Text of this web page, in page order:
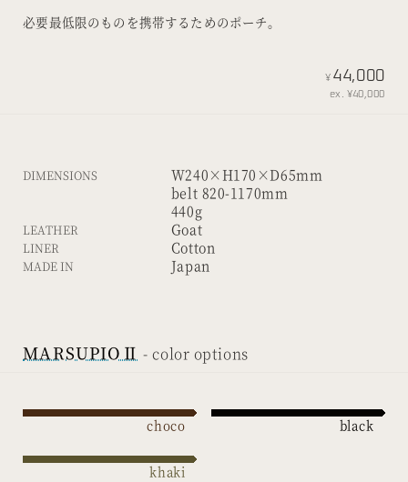
必要最低限のものを携帯するためのポーチ。
¥ 44,000
ex. ¥40,000
DIMENSIONS
W240×H170×D65mm
belt 820-1170mm
440g
LEATHER Goat
LINER Cotton
MADE IN Japan
MARSUPIOⅡ
choco black
khaki